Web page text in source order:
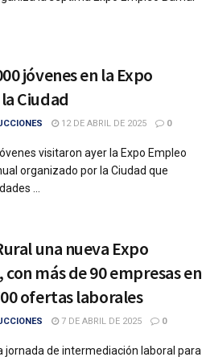
jóvenes en la Expo
Ciudad
12 DE ABRIL DE 2025 0
visitaron ayer la Expo Empleo
organizado por la Ciudad que
...
una nueva Expo
con más de 90 empresas en
ofertas laborales
7 DE ABRIL DE 2025 0
jornada de intermediación laboral para